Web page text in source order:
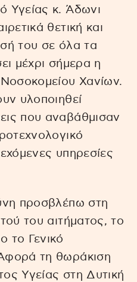
Υγείας κ. Άδωνι
θετική και
του σε όλα τα
μέχρι σήμερα η
Χανίων.
υλοποιηθεί
που αναβάθμισαν
υπηρεσίες
προσβλέπω στη
του αιτήματος, το
το Γενικό
τη θωράκιση
Υγείας στη Δυτική